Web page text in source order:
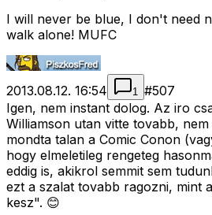
I will never be blue, I don't need
walk alone! MUFC
2013.08.12. 16:54 1 #507
Igen, nem instant dolog. Az iro
Williamson utan vitte tovabb,
mondta talan a Comic Conon
hogy elmeletileg rengeteg
eddig is, akikrol semmit sem
ezt a szalat tovabb ragozni, mint
kesz". 😊